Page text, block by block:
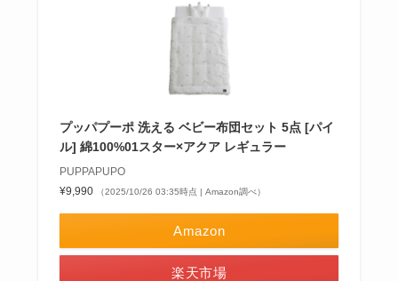
プッパプーポ 洗える ベビー布団セット 5点 [パイ
ル] 綿100%01スター×アクア レギュラー
PUPPAPUPO
¥9,990
（2025/10/26 03:35時点 | Amazon調べ）
Amazon
楽天市場